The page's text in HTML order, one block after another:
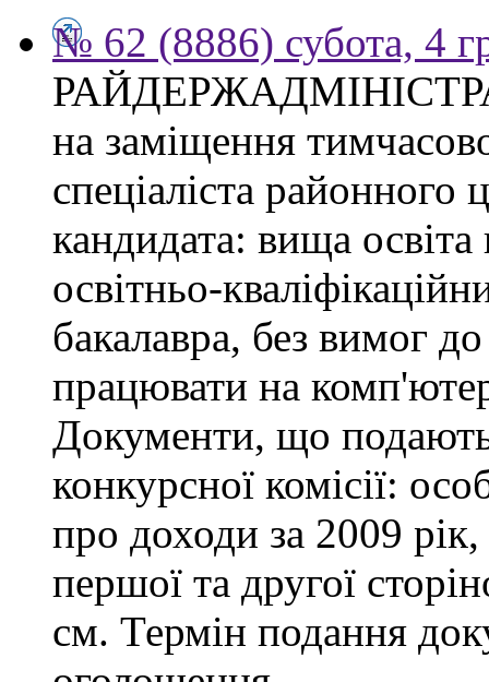
№ 62 (8886) субота, 4
на заміщення
спеціаліста
кандидата: вища
освітньо-
бакалавра, без вимог
працювати на
Документи, що
конкурсної комісії:
про доходи за 2009 рік,
першої та другої
см. Термін подання